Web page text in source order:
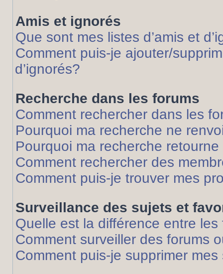
Amis et ignorés
Que sont mes listes d’amis et
Comment puis-je ajouter/
d’ignorés?
Recherche dans les forums
Comment rechercher dans les
Pourquoi ma recherche ne
Pourquoi ma recherche
Comment rechercher des
Comment puis-je trouver mes
Surveillance des sujets et
Quelle est la différence entre
Comment surveiller des forums
Comment puis-je supprimer